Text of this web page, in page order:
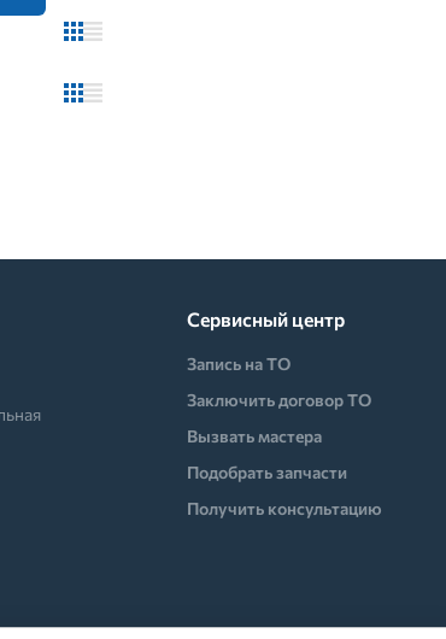
Сервисный центр
Запись на ТО
Заключить договор ТО
Вызвать мастера
Подобрать запчасти
Получить консультацию